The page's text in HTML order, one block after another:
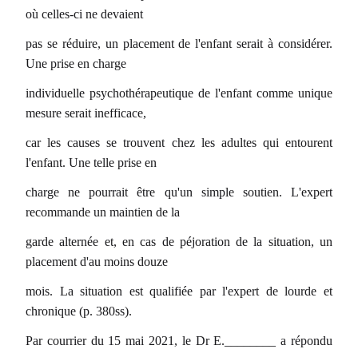
où celles-ci ne devaient
pas se réduire, un placement de l'enfant serait à considérer.
Une prise en charge
individuelle psychothérapeutique de l'enfant comme unique
mesure serait inefficace,
car les causes se trouvent chez les adultes qui entourent
l'enfant. Une telle prise en
charge ne pourrait être qu'un simple soutien. L'expert
recommande un maintien de la
garde alternée et, en cas de péjoration de la situation, un
placement d'au moins douze
mois. La situation est qualifiée par l'expert de lourde et
chronique (p. 380ss).
Par courrier du 15 mai 2021, le Dr E.________ a répondu